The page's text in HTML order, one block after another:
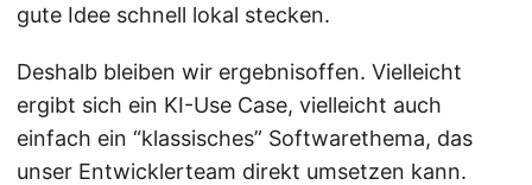
gute Idee schnell lokal stecken.
Deshalb bleiben wir ergebnisoffen. Vielleicht
ergibt sich ein KI-Use Case, vielleicht auch
einfach ein “klassisches” Softwarethema, das
unser Entwicklerteam direkt umsetzen kann.